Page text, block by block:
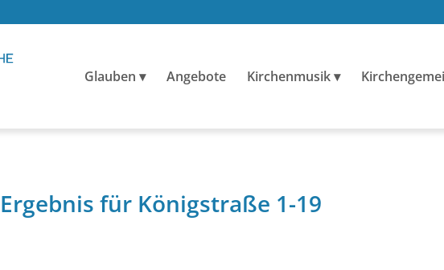
Glauben Angebote Kirchenmusik
Ergebnis für Königstraße 1-19